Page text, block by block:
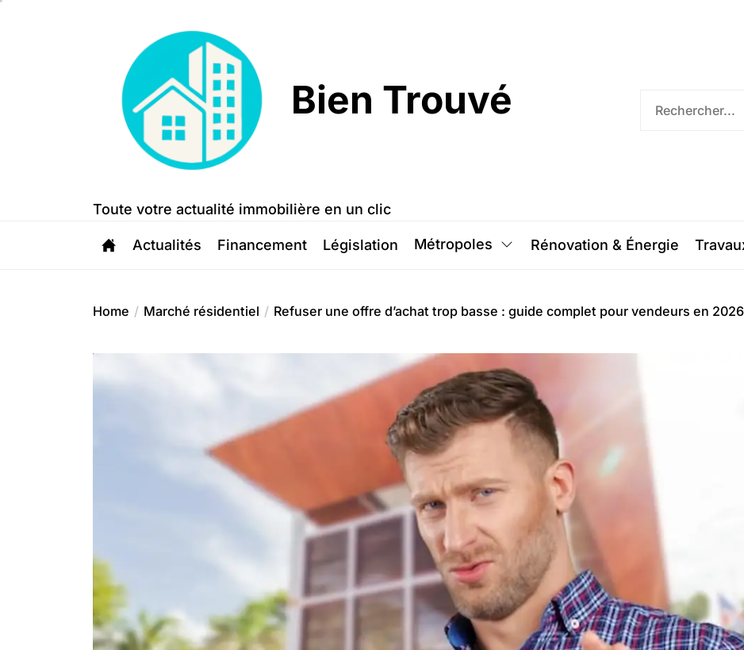
Bien
Trouvé
Bien Trouvé
Toute votre actualité immobilière en un clic
Actualités Financement Législation Métropoles Rénovation & Énergie
Home Marché résidentiel Refuser une offre d’achat trop basse : guide complet pour vendeurs en 2026